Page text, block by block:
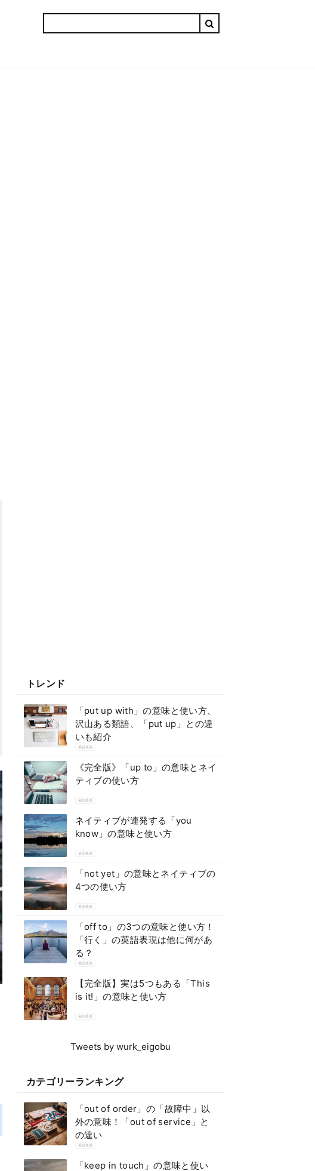
トレンド
「put up with」の意味と使い方、
沢山ある類語、「put up」との違
いも紹介
英語表現
《完全版》「up to」の意味とネイ
ティブの使い方
英語表現
ネイティブが連発する「you
know」の意味と使い方
英語表現
「not yet」の意味とネイティブの
4つの使い方
英語表現
「off to」の3つの意味と使い方！
「行く」の英語表現は他に何があ
る？
英語表現
【完全版】実は5つもある「This
is it!」の意味と使い方
英語表現
Tweets by wurk_eigobu
カテゴリーランキング
「out of order」の「故障中」以
外の意味！「out of service」と
の違い
英語表現
「keep in touch」の意味と使い